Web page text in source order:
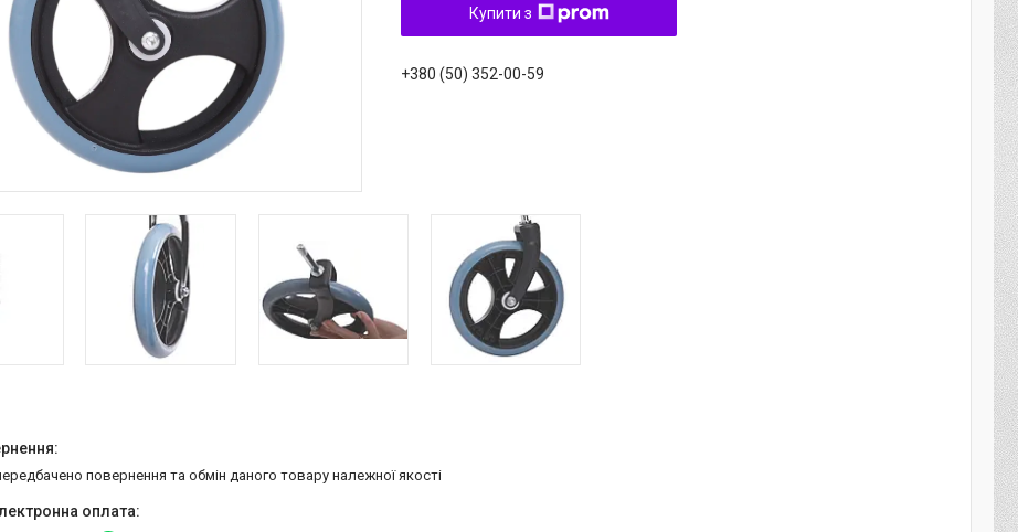
Купити з
+380 (50) 352-00-59
повернення та обмін даного товару належної якості